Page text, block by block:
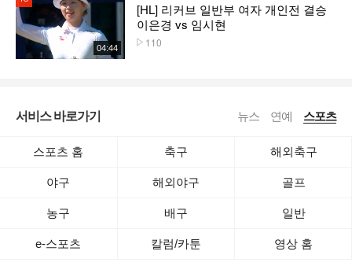
04:44
[HL] 리커브 일반부 여자 개인전 결승
이은경 vs 임시현
110
서비스 바로가기 뉴스 연예 스포츠
스포츠 홈 축구 해외축구
야구 해외야구 골프
농구 배구 일반
e-스포츠 칼럼/카툰 영상 홈